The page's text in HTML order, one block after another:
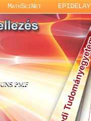
MathSciNet EPIDELAY
PMF